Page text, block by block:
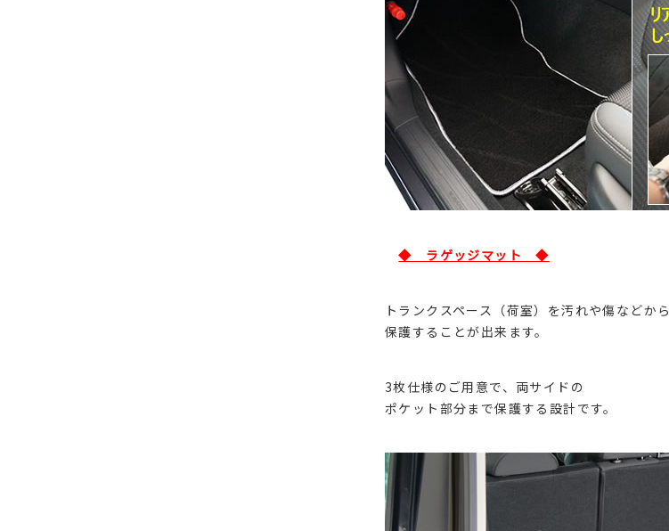
◆ ラゲッジマット ◆
トランクスペース（荷室）を汚れや傷などから
保護することが出来ます。
3枚仕様のご用意で、両サイドの
ポケット部分まで保護する設計です。